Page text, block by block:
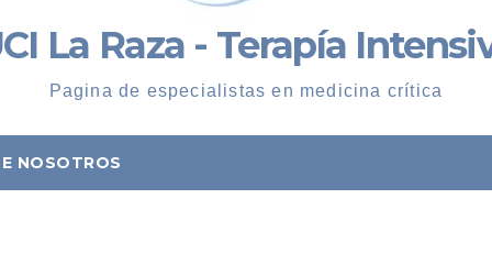
La Raza - Terapía
Pagina de especialistas en medicina crítica
NOSOTROS